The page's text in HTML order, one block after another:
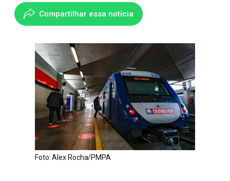
Compartilhar essa notícia
Foto: Alex Rocha/PMPA